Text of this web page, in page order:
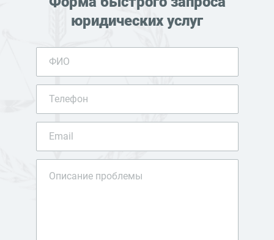
юридических услуг